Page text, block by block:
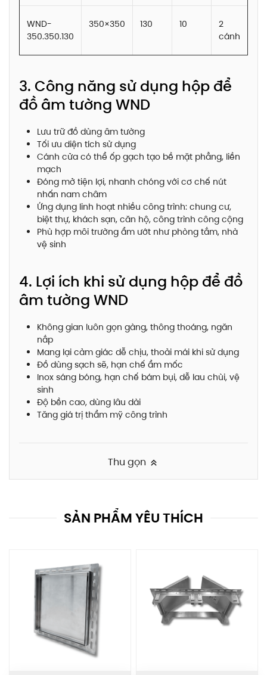
WND-
350.350.130
350×350 130 10
2
cánh
3. Công năng sử dụng hộp để
đồ âm tường WND
Lưu trữ đồ dùng âm tường
Tối ưu diện tích sử dụng
Cánh cửa có thể ốp gạch tạo bề mặt phẳng, liền
mạch
Đóng mở tiện lợi, nhanh chóng với cơ chế nút
nhấn nam châm
Ứng dụng linh hoạt nhiều công trình: chung cư,
biệt thự, khách sạn, căn hộ, công trình công cộng
Phù hợp môi trường ẩm ướt như phòng tắm, nhà
vệ sinh
4. Lợi ích khi sử dụng hộp để đồ
âm tường WND
Không gian luôn gọn gàng, thông thoáng, ngăn
nắp
Mang lại cảm giác dễ chịu, thoải mái khi sử dụng
Đồ dùng sạch sẽ, hạn chế ẩm mốc
Inox sáng bóng, hạn chế bám bụi, dễ lau chùi, vệ
sinh
Độ bền cao, dùng lâu dài
Tăng giá trị thẩm mỹ công trình
Thu gọn
SẢN PHẨM YÊU THÍCH